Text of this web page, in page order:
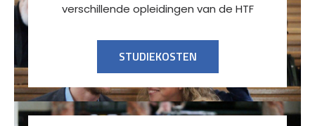
verschillende opleidingen van de HTF
STUDIEKOSTEN